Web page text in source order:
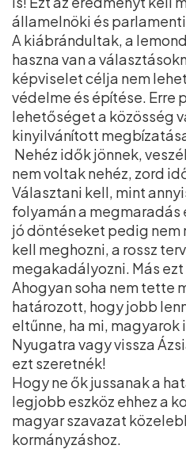
államelnöki és
A kiábrándultak, a
haszna van a
képviselet célja nem
védelme és építése. Erre
lehetőséget a közösség
kinyilvánított
Nehéz idők jönnek,
nem voltak nehéz, zord
Választani kell, mint
folyamán a megmaradás
jó döntéseket pedig nem
kell meghozni, a rossz
megakadályozni. Más
Ahogyan soha nem tette
határozott, hogy jobb
eltűnne, ha mi, magyarok
Nyugatra vagy vissza
ezt szeretnék!
Hogy ne ők jussanak a
legjobb eszköz ehhez a
magyar szavazat
kormányzáshoz.